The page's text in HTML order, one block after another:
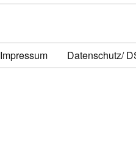
Impressum Datenschutz/